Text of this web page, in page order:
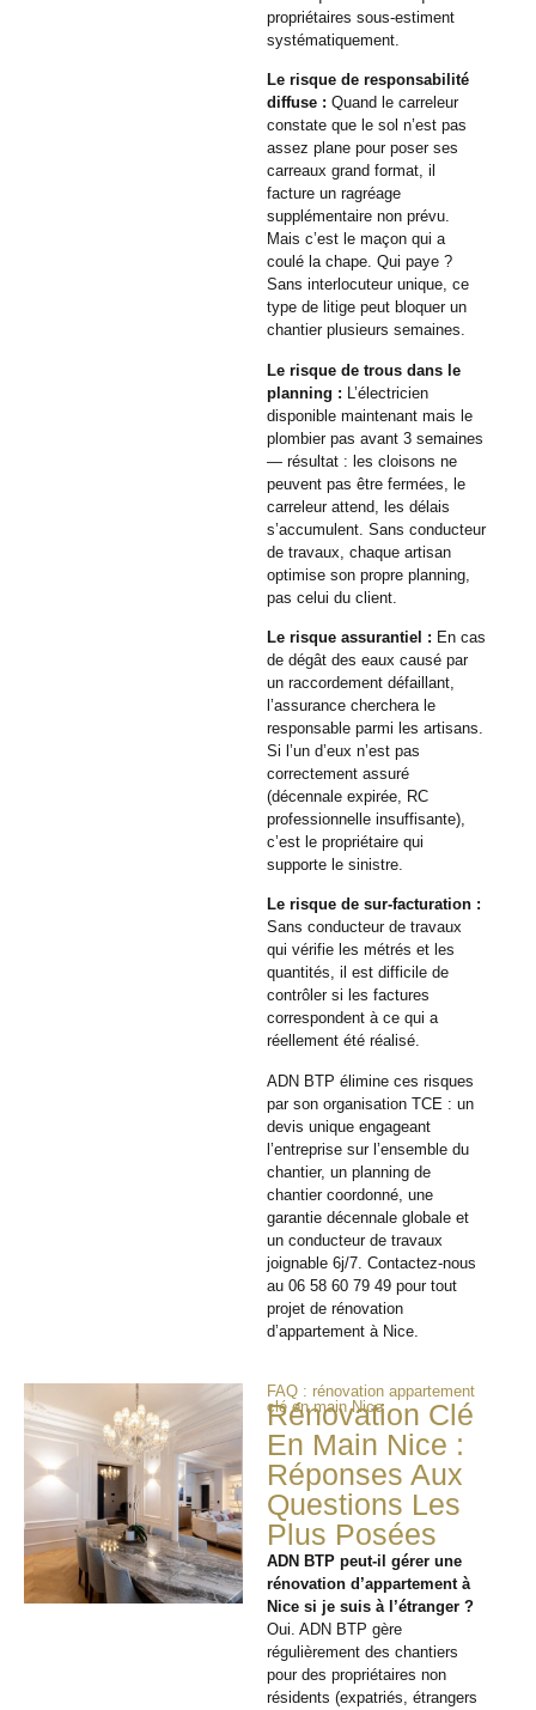
propriétaires sous-estiment
systématiquement.
Le risque de responsabilité
diffuse : Quand le carreleur
constate que le sol n’est pas
assez plane pour poser ses
carreaux grand format, il
facture un ragréage
supplémentaire non prévu.
Mais c’est le maçon qui a
coulé la chape. Qui paye ?
Sans interlocuteur unique, ce
type de litige peut bloquer un
chantier plusieurs semaines.
Le risque de trous dans le
planning : L’électricien
disponible maintenant mais le
plombier pas avant 3 semaines
— résultat : les cloisons ne
peuvent pas être fermées, le
carreleur attend, les délais
s’accumulent. Sans conducteur
de travaux, chaque artisan
optimise son propre planning,
pas celui du client.
Le risque assurantiel : En cas
de dégât des eaux causé par
un raccordement défaillant,
l’assurance cherchera le
responsable parmi les artisans.
Si l’un d’eux n’est pas
correctement assuré
(décennale expirée, RC
professionnelle insuffisante),
c’est le propriétaire qui
supporte le sinistre.
Le risque de sur-facturation :
Sans conducteur de travaux
qui vérifie les métrés et les
quantités, il est difficile de
contrôler si les factures
correspondent à ce qui a
réellement été réalisé.
ADN BTP élimine ces risques
par son organisation TCE : un
devis unique engageant
l’entreprise sur l’ensemble du
chantier, un planning de
chantier coordonné, une
garantie décennale globale et
un conducteur de travaux
joignable 6j/7. Contactez-nous
au 06 58 60 79 49 pour tout
projet de rénovation
d’appartement à Nice.
FAQ : rénovation appartement
clé en main Nice
Rénovation Clé
En Main Nice :
Réponses Aux
Questions Les
Plus Posées
ADN BTP peut-il gérer une
rénovation d’appartement à
Nice si je suis à l’étranger ?
Oui. ADN BTP gère
régulièrement des chantiers
pour des propriétaires non
résidents (expatriés, étrangers